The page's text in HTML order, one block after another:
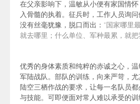
在父亲影响下，温敏从小便有家国情怀
入骨髓的执着。征兵时，工作人员询
没有丝毫犹豫，脱口而出： “国家哪里
就去哪里；什么单位、军种最累，就把
优秀的身体素质和纯粹的赤诚之心，
军陆战队。 部队的训练，向来严苛，
陆空三栖作战的要求，让每一名队员
与技能。
可即便面对常人难以承受的